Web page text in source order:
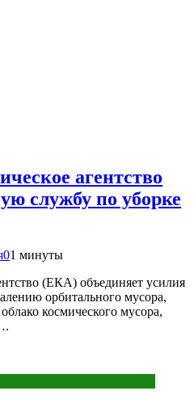
агентство
службу по уборке
01 минуты
(ЕКА) объединяет усилия
орбитального мусора,
космического мусора,